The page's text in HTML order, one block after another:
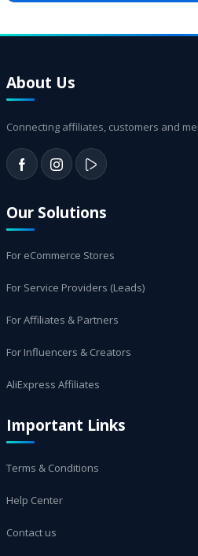
About Us
Connecting affiliates, customers and
Our Solutions
For eCommerce Stores
For Service Providers (Leads)
For Affiliates & Partners
For Influencers & Creators
AliExpress Affiliates
Important Links
Terms & Conditions
Help Center
Contact us